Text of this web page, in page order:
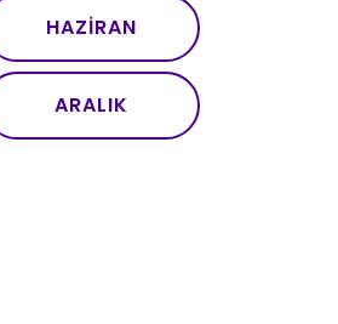
HAZIRAN
ARALIK